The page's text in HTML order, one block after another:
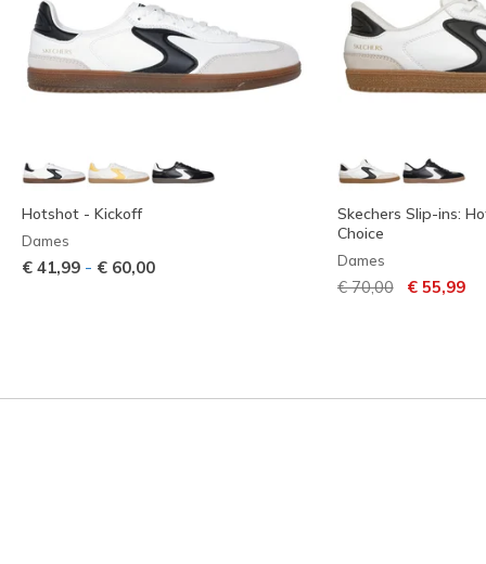
Hotshot - Kickoff
Dames
€ 41,99 - € 60,00
Skechers Slip-ins:
Choice
Dames
Prijs verlaagd van
€ 70,00naar
€ 55,99